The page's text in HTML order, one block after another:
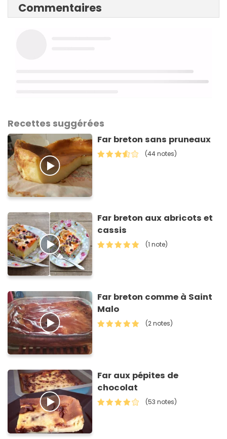
Commentaires
Recettes suggérées
Far breton sans pruneaux
(44 notes)
Far breton aux abricots et
cassis
(1 note)
Far breton comme à Saint
Malo
(2 notes)
Far aux pépites de
chocolat
(53 notes)